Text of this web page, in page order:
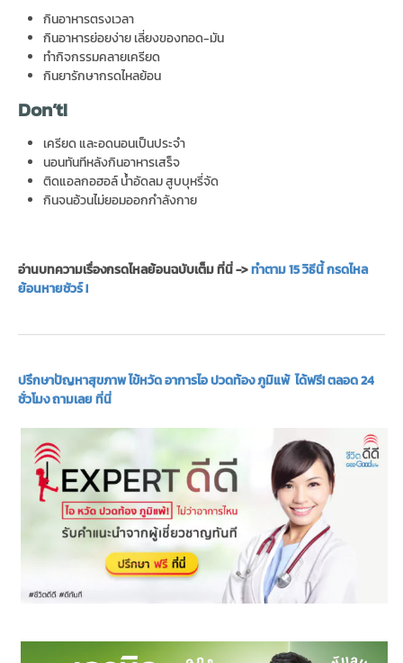
กินอาหารตรงเวลา
กินอาหารย่อยง่าย เลี่ยงของทอด-มัน
ทำกิจกรรมคลายเครียด
กินยารักษากรดไหลย้อน
Don’t!
เครียด และอดนอนเป็นประจำ
นอนทันทีหลังกินอาหารเสร็จ
ติดแอลกอฮอล์ น้ำอัดลม สูบบุหรี่จัด
กินจนอ้วนไม่ยอมออกกำลังกาย
อ่านบทความเรื่องกรดไหลย้อนฉบับเต็ม ที่นี่ ->ทำตาม 15 วิธีนี้ กรดไหล
ย้อนหายชัวร์ !
ปรึกษาปัญหาสุขภาพ ไข้หวัด อาการไอ ปวดท้อง ภูมิแพ้ ได้ฟรี! ตลอด 24
ชั่วโมง ถามเลย ที่นี่